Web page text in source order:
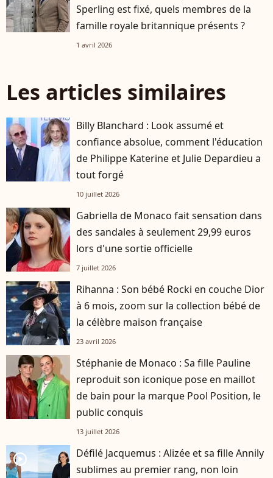
Sperling est fixé, quels membres de la
famille royale britannique présents ?
1 avril 2026
Les articles similaires
Billy Blanchard : Look assumé et
confiance absolue, comment l'éducation
de Philippe Katerine et Julie Depardieu a
tout forgé
10 juillet 2026
Gabriella de Monaco fait sensation dans
des sandales à seulement 29,99 euros
lors d'une sortie officielle
7 juillet 2026
Rihanna : Son bébé Rocki en couche Dior
à 6 mois, zoom sur la collection bébé de
la célèbre maison française
23 avril 2026
Stéphanie de Monaco : Sa fille Pauline
reproduit son iconique pose en maillot
de bain pour la marque Pool Position, le
public conquis
13 juillet 2026
player2
Défilé Jacquemus : Alizée et sa fille Annily
sublimes au premier rang, non loin